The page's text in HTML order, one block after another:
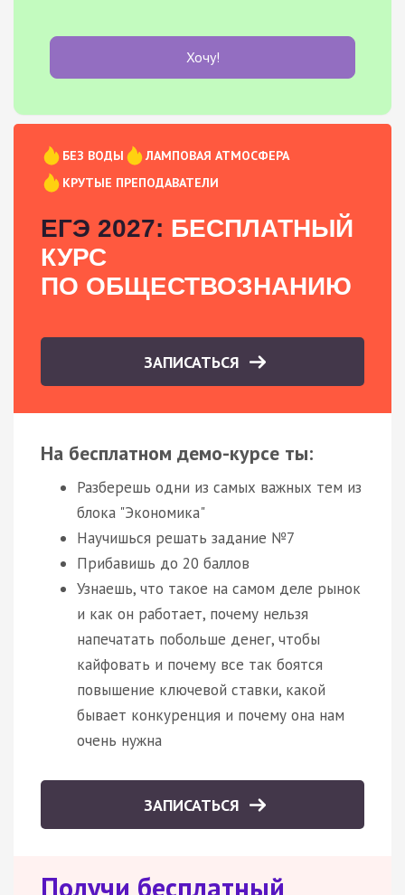
Хочу!
БЕЗ ВОДЫ
ЛАМПОВАЯ АТМОСФЕРА
КРУТЫЕ ПРЕПОДАВАТЕЛИ
ЕГЭ 2027: БЕСПЛАТНЫЙ
КУРС
ПО ОБЩЕСТВОЗНАНИЮ
ЗАПИСАТЬСЯ
На бесплатном демо-курсе ты:
Разберешь одни из самых важных тем из
блока "Экономика"
Научишься решать задание №7
Прибавишь до 20 баллов
Узнаешь, что такое на самом деле рынок
и как он работает, почему нельзя
напечатать побольше денег, чтобы
кайфовать и почему все так боятся
повышение ключевой ставки, какой
бывает конкуренция и почему она нам
очень нужна
ЗАПИСАТЬСЯ
Получи бесплатный